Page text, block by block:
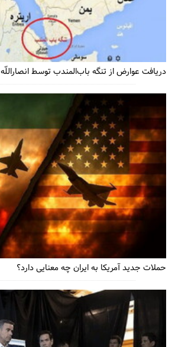
دریافت عوارض از تنگه باب‌المندب توسط انصاراللّه
حملات جدید آمریکا به ایران چه معنایی دارد؟